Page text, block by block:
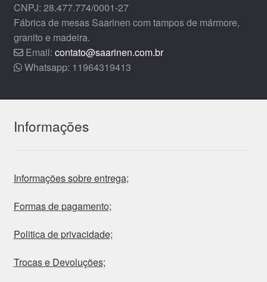
CNPJ: 28.477.774/0001-27
Fábrica de mesas Saarinen com tampos de mármore,
granito e madeira.
Email: contato@saarinen.com.br
Whatsapp: 11964319413
Informações
Informações sobre entrega;
Formas de pagamento;
Politica de privacidade;
Trocas e Devoluções;